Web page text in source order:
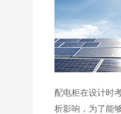
配电柜在设计时
析影响，为了能